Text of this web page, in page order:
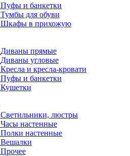
Пуфы и банкетки
Тумбы для обуви
Шкафы в прихожую
Диваны прямые
Диваны угловые
Кресла и кресла-кровати
Пуфы и банкетки
Кушетки
Светильники, люстры
Часы настенные
Полки настенные
Вешалки
Прочее